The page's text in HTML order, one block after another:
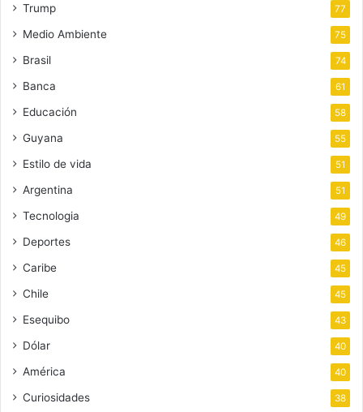
Trump 77
Medio Ambiente 75
Brasil 74
Banca 61
Educación 58
Guyana 55
Estilo de vida 51
Argentina 51
Tecnologia 49
Deportes 46
Caribe 45
Chile 45
Esequibo 43
Dólar 40
América 40
Curiosidades 38